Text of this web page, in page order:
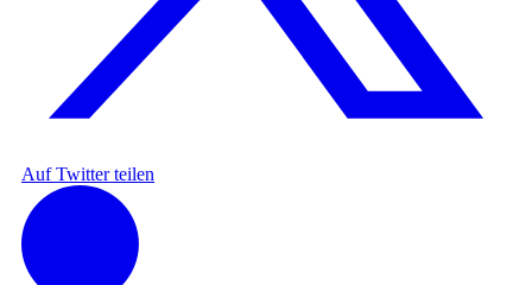
Auf Twitter teilen